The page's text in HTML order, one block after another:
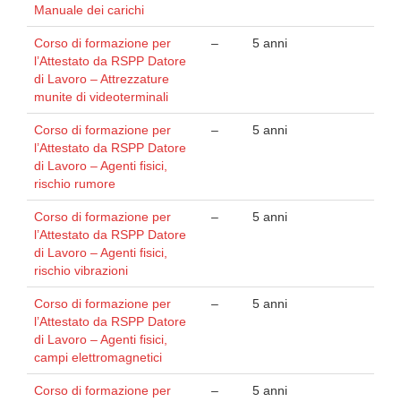
Manuale dei carichi
Corso di formazione per
l’Attestato da RSPP Datore
di Lavoro – Attrezzature
munite di videoterminali
– 5 anni
Corso di formazione per
l’Attestato da RSPP Datore
di Lavoro – Agenti fisici,
rischio rumore
– 5 anni
Corso di formazione per
l’Attestato da RSPP Datore
di Lavoro – Agenti fisici,
rischio vibrazioni
– 5 anni
Corso di formazione per
l’Attestato da RSPP Datore
di Lavoro – Agenti fisici,
campi elettromagnetici
– 5 anni
Corso di formazione per
– 5 anni